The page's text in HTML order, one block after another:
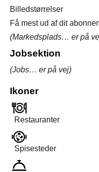
Billedstørrelser
Få mest ud af dit
(Markedsplads… er på
Jobsektion
(Jobs… er på vej)
Ikoner
Restauranter
Spisesteder